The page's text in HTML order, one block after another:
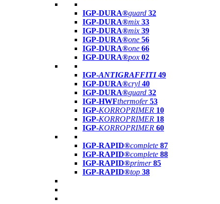
IGP-DURA®guard 32
IGP-DURA®mix 33
IGP-DURA®mix 39
IGP-DURA®one 56
IGP-DURA®one 66
IGP-DURA®pox 02
IGP-ANTIGRAFFITI49
IGP-DURA®cryl 40
IGP-DURA®guard 32
IGP-HWFthermofer 53
IGP-KORROPRIMER 10
IGP-KORROPRIMER 18
IGP-KORROPRIMER 60
IGP-RAPID®complete 87
IGP-RAPID®complete 88
IGP-RAPID®primer 85
IGP-RAPID®top 38